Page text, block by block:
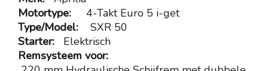
Motortype: 4-Takt Euro 5 i-get
Type/Model: SXR 50
Starter: Elektrisch
Remsysteem voor: